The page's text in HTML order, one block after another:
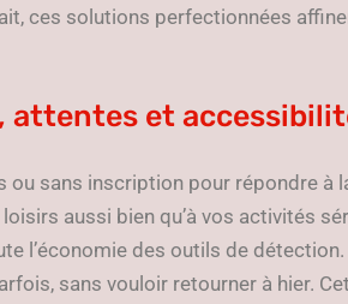
ces solutions perfectionnées
attentes et
sans inscription pour répondre à
aussi bien qu’à vos activités
l’économie des outils de détection.
sans vouloir retourner à hier.